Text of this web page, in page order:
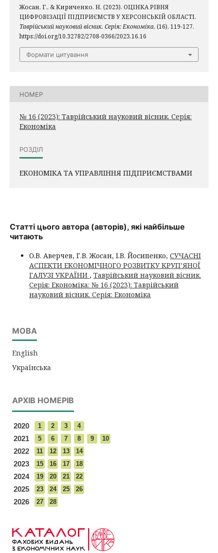
Жосан, Г., & Кириченко, Н. (2023). ОЦІНКА РІВНЯ
ЦИФРОВІЗАЦІЇ ПІДПРИЄМСТВ У ХЕРСОНСЬКІЙ ОБЛАСТІ.
Таврійський науковий вісник. Серія: Економіка, (16), 119-127.
https://doi.org/10.32782/2708-0366/2023.16.16
Формати цитування
НОМЕР
№ 16 (2023): Таврійський науковий вісник. Серія:
Економіка
РОЗДІЛ
ЕКОНОМІКА ТА УПРАВЛІННЯ ПІДПРИЄМСТВАМИ
Статті цього автора (авторів), які найбільше
читають
О.В. Аверчев, Г.В. Жосан, І.В. Йосипенко, СУЧАСНІ
АСПЕКТИ ЕКОНОМІЧНОГО РОЗВИТКУ КРУП’ЯНОЇ
ГАЛУЗІ УКРАЇНИ , Таврійський науковий вісник.
Серія: Економіка: № 16 (2023): Таврійський
науковий вісник. Серія: Економіка
МОВА
English
Українська
АРХІВ НОМЕРІВ
2020 1 2 3 4
2021 5 6 7 8 9 10
2022 11 12 13 14
2023 15 16 17 18
2024 19 20 21 22
2025 23 24 25 26
2026 27 28